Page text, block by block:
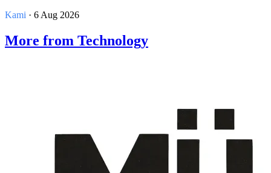
Kami · 6 Aug 2026
More from Technology